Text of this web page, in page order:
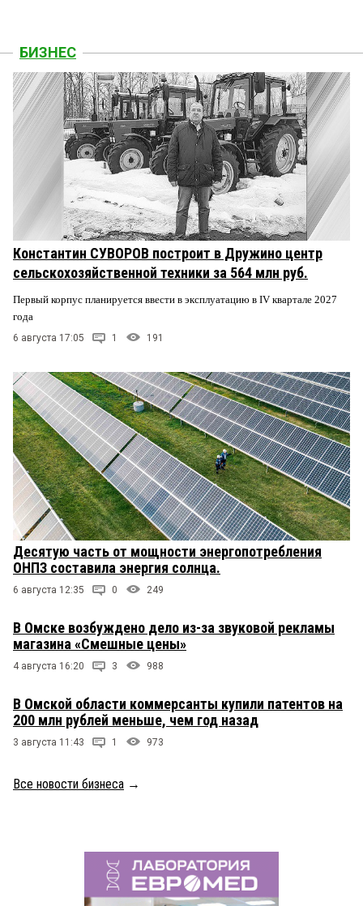
БИЗНЕС
Константин СУВОРОВ построит в Дружино центр
сельскохозяйственной техники за 564 млн руб.
Первый корпус планируется ввести в эксплуатацию в IV квартале 2027
года
6 августа 17:05 1 191
Десятую часть от мощности энергопотребления
ОНПЗ составила энергия солнца.
6 августа 12:35 0 249
В Омске возбуждено дело из-за звуковой рекламы
магазина «Смешные цены»
4 августа 16:20 3 988
В Омской области коммерсанты купили патентов на
200 млн рублей меньше, чем год назад
3 августа 11:43 1 973
Все новости бизнеса →